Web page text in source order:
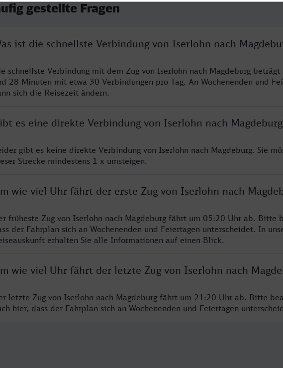
gestellte Fragen
ist die schnellste Verbindung von Iserlohn nach
schnellste Verbindung mit dem Zug von Iserlohn nach Magdeburg beträgt
28 Minuten mit etwa 30 Verbindungen pro Tag. An Wochenenden und
sich die Reisezeit ändern.
es eine direkte Verbindung von Iserlohn nach
gibt es keine direkte Verbindung von Iserlohn nach Magdeburg. Sie
Strecke mindestens 1 x umsteigen.
wie viel Uhr fährt der erste Zug von Iserlohn nach
früheste Zug von Iserlohn nach Magdeburg fährt um 05:20 Uhr ab. Bitte
der Fahrplan sich an Wochenenden und Feiertagen unterscheidet. In
erhalten Sie alle Informationen auf einen Blick.
wie viel Uhr fährt der letzte Zug von Iserlohn nach
letzte Zug von Iserlohn nach Magdeburg fährt um 21:20 Uhr ab. Bitte
hier, dass der Fahrplan sich an Wochenenden und Feiertagen